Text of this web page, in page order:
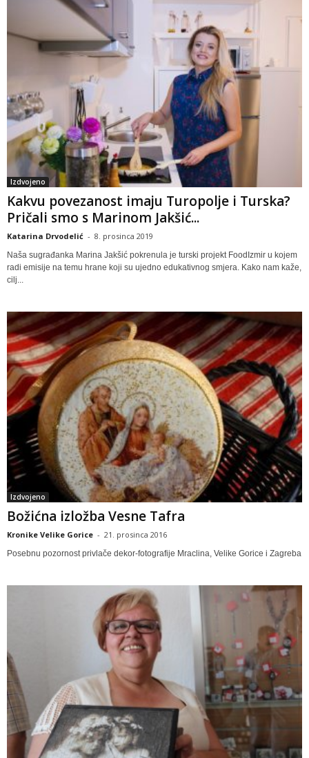
Izdvojeno
Kakvu povezanost imaju Turopolje i Turska?
Pričali smo s Marinom Jakšić...
Katarina Drvodelić - 8. prosinca 2019
Naša sugrađanka Marina Jakšić pokrenula je turski projekt FoodIzmir u kojem
radi emisije na temu hrane koji su ujedno edukativnog smjera. Kako nam kaže,
cilj...
Izdvojeno
Božićna izložba Vesne Tafra
Kronike Velike Gorice - 21. prosinca 2016
Posebnu pozornost privlače dekor-fotografije Mraclina, Velike Gorice i Zagreba